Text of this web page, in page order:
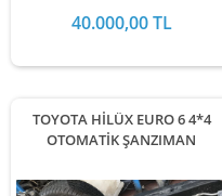
40.000,00 TL
TOYOTA HİLÜX EURO 6 4*4
OTOMATİK ŞANZIMAN